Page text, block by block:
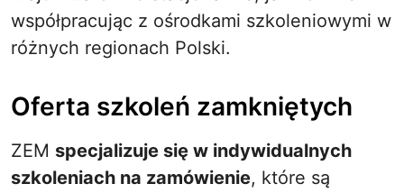
współpracując z ośrodkami szkoleniowymi w
różnych regionach Polski.
Oferta szkoleń zamkniętych
ZEM specjalizuje się w indywidualnych
szkoleniach na zamówienie, które są